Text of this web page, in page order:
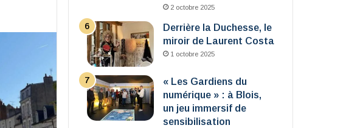
2 octobre 2025
Derrière la Duchesse, le
miroir de Laurent Costa
1 octobre 2025
« Les Gardiens du
numérique » : à Blois,
un jeu immersif de
sensibilisation